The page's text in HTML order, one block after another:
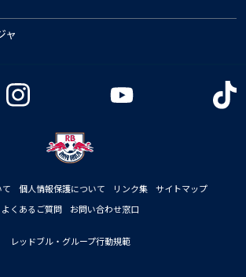
ャ
個人情報保護について リンク集
サイトマップ
よくあるご質問
お問い合わせ窓口
レッドブル・グループ行動規範